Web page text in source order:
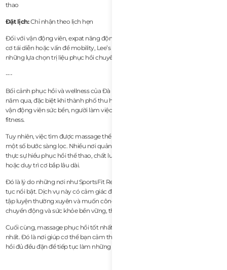
thao
Đặt lịch:Chỉ nhận theo lịch hẹn
Đối với vận động viên, expat năng động và bất kỳ ai đang gặp tình trạng căng
cơ tái diễn hoặc vấn đề mobility, Lee’s Advanced Muscle Rehab là một trong
những lựa chọn trị liệu phục hồi chuyên biệt nhất hiện đang có ở Đà Nẵng.
---
Bối cảnh phục hồi và wellness của Đà Nẵng đã cải thiện mạnh mẽ trong vài
năm qua, đặc biệt khi thành phố thu hút ngày càng nhiều expat năng động,
vận động viên sức bền, người làm việc từ xa và du khách tập trung vào
fitness.
Tuy nhiên, việc tìm được massage thể thao thật sự tốt ở Đà Nẵng vẫn cần
một số bước sàng lọc. Nhiều nơi quảng cáo massage mô sâu, nhưng ít nơi
thực sự hiểu phục hồi thể thao, chất lượng chuyển động, hạn chế mobility
hoặc duy trì cơ bắp lâu dài.
Đó là lý do những nơi như SportsFit Recovery Massage tại CrossFit Lotus tiếp
tục nổi bật. Dịch vụ này có cảm giác được thiết kế cụ thể cho những người
tập luyện thường xuyên và muốn công việc phục hồi hỗ trợ hiệu suất,
chuyển động và sức khỏe bền vững, thay vì chỉ thư giãn tạm thời.
Cuối cùng, massage phục hồi tốt nhất không nhất thiết là nơi sang trọng
nhất. Đó là nơi giúp cơ thể bạn cảm thấy tốt hơn, vận động tốt hơn và phục
hồi đủ đều đặn để tiếp tục làm những hoạt động bạn yêu thích.